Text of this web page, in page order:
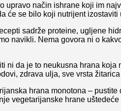
upravo način ishrane koji im
će se bilo koji nutrijent
sadrže proteine, ugljene
navikli. Nema govora ni o
ni da je to neukusna hrana
zdrava ulja, sve vrsta
hrana monotona –
vegetarijanske hrane